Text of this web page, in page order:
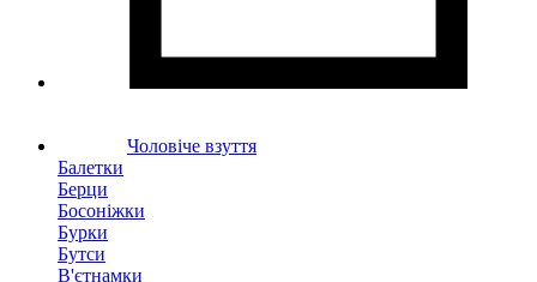
Чоловіче взуття
Балетки
Берци
Босоніжки
Бурки
Бутси
В'єтнамки